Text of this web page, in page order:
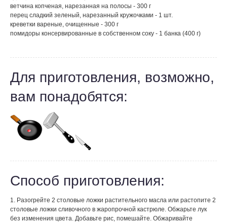
ветчина копченая, нарезанная на полосы - 300 г
перец сладкий зеленый, нарезанный кружочками - 1 шт.
креветки вареные, очищенные - 300 г
помидоры консервированные в собственном соку - 1 банка (400 г)
Для приготовления, возможно,
вам понадобятся:
Способ приготовления:
1. Разогрейте 2 столовые ложки растительного масла или растопите 2
столовые ложки сливочного в жаропрочной кастрюле. Обжарьте лук
без изменения цвета. Добавьте рис, помешайте. Обжаривайте